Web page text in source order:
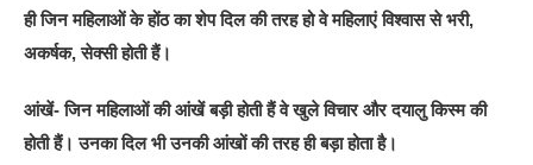
ही जिन महिलाओं के होंठ का शेप दिल की तरह हो वे महिलाएं विश्वास से भरी,
अकर्षक, सेक्सी होती हैं।
आंखें- जिन महिलाओं की आंखें बड़ी होती हैं वे खुले विचार और दयालु किस्म की
होती हैं। उनका दिल भी उनकी आंखों की तरह ही बड़ा होता है।